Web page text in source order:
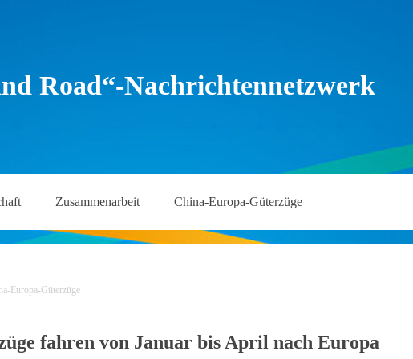
Road“-Nachrichtennetzwerk
Zusammenarbeit China-Europa-Güterzüge
Europa-Güterzüge
fahren von Januar bis April nach Europa